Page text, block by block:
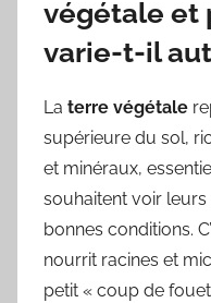
végétale et
varie-t-il
La terre végétale
supérieure du sol,
et minéraux,
souhaitent voir
bonnes conditions.
nourrit racines et
petit « coup de